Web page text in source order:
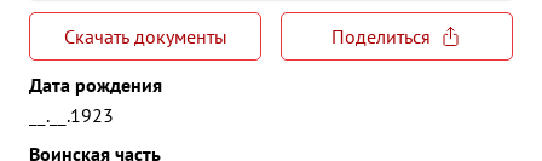
Скачать документы
Поделиться
Дата рождения
__.__.1923
Воинская часть